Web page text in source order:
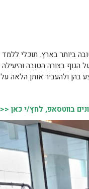
ביותר בארץ. תוכלי ללמד
הגוף בצורה הטובה והיעילה
בהן ולהעביר אותן הלאה על
בווטסאפ, לחץ/י כאן <<